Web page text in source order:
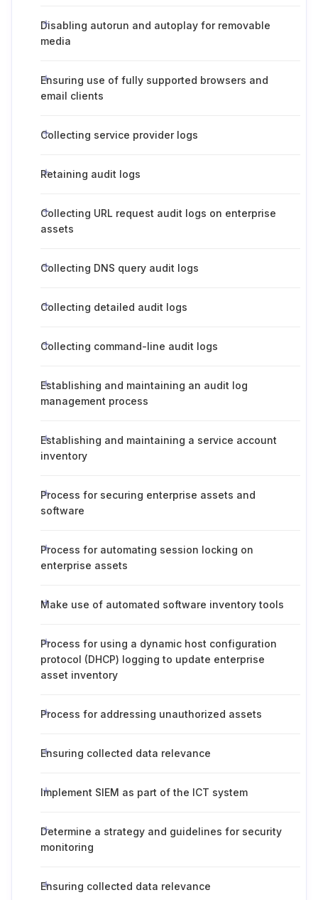
Disabling autorun and autoplay for removable
media
Ensuring use of fully supported browsers and
email clients
Collecting service provider logs
Retaining audit logs
Collecting URL request audit logs on enterprise
assets
Collecting DNS query audit logs
Collecting detailed audit logs
Collecting command-line audit logs
Establishing and maintaining an audit log
management process
Establishing and maintaining a service account
inventory
Process for securing enterprise assets and
software
Process for automating session locking on
enterprise assets
Make use of automated software inventory tools
Process for using a dynamic host configuration
protocol (DHCP) logging to update enterprise
asset inventory
Process for addressing unauthorized assets
Ensuring collected data relevance
Implement SIEM as part of the ICT system
Determine a strategy and guidelines for security
monitoring
Ensuring collected data relevance